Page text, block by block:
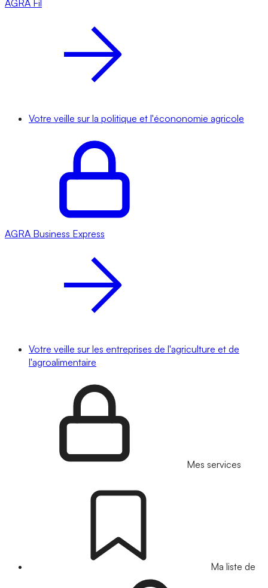
AGRA Fil
Votre veille sur la politique et l'écononomie agricole
AGRA Business Express
Votre veille sur les entreprises de l'agriculture et de
l'agroalimentaire
Mes services
Ma liste de